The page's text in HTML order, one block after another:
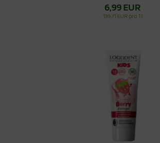
6,99 EUR
139,71 EUR pro 1 l